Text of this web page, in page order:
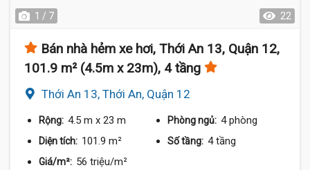
1 / 7 22
Bán nhà hẻm xe hơi, Thới An 13, Quận 12,
101.9 m² (4.5m x 23m), 4 tầng
Thới An 13, Thới An, Quận 12
Rộng: 4.5 m x 23 m Phòng ngủ: 4 phòng
Diện tích: 101.9 m² Số tầng: 4 tầng
Giá/m²: 56 triệu/m²